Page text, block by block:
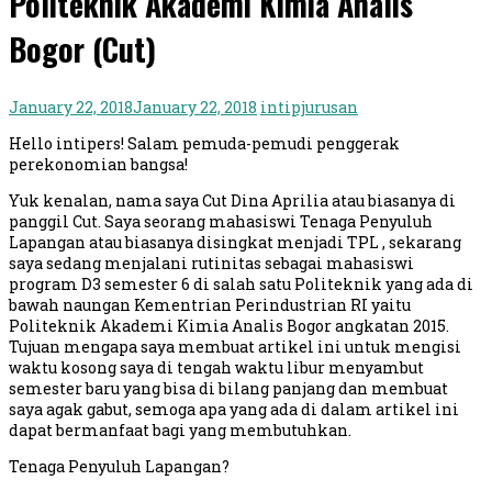
Bogor (Cut)
January 22, 2018January 22, 2018 intipjurusan
Hello intipers! Salam pemuda-pemudi penggerak
perekonomian bangsa!
Yuk kenalan, nama saya Cut Dina Aprilia atau biasanya di
panggil Cut. Saya seorang mahasiswi Tenaga Penyuluh
Lapangan atau biasanya disingkat menjadi TPL , sekarang
saya sedang menjalani rutinitas sebagai mahasiswi
program D3 semester 6 di salah satu Politeknik yang ada di
bawah naungan Kementrian Perindustrian RI yaitu
Politeknik Akademi Kimia Analis Bogor angkatan 2015.
Tujuan mengapa saya membuat artikel ini untuk mengisi
waktu kosong saya di tengah waktu libur menyambut
semester baru yang bisa di bilang panjang dan membuat
saya agak gabut, semoga apa yang ada di dalam artikel ini
dapat bermanfaat bagi yang membutuhkan.
Tenaga Penyuluh Lapangan?